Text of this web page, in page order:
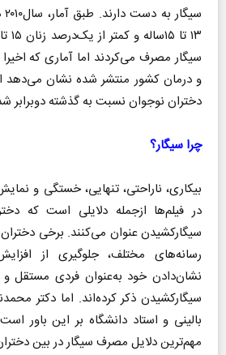
سیگار مصرف می‌کردند اما آماری که
و درمان کشور منتشر شده نشان می‌دهد
دختران نوجوان نسبت به گذشته دوبرابر
چرا سیگار؟
بیکاری، ناراحتی، تنهایی، خستگی و
در فیلم‌ها ازجمله دلایلی است که
سیگارکشیدن عنوان می‌کنند. برخی
رسانه‌های مختلف، جلوگیری از
نشان‌دادن خود به‌عنوان فردی مستقل و
سیگارکشیدن ذکر کرده‌اند. اما دکتر
بالینی و استاد دانشگاه بر این باور
مهم‌ترین دلایل مصرف سیگار در بین